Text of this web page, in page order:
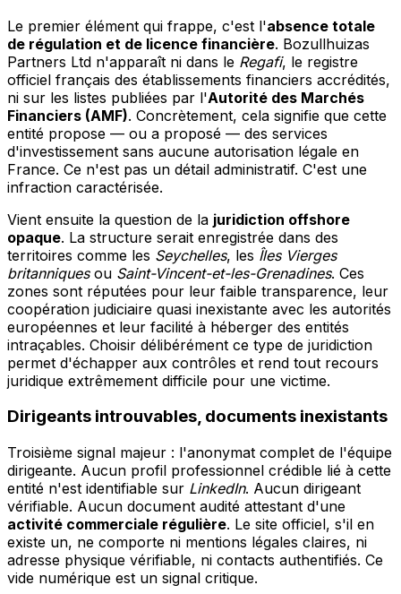
Le premier élément qui frappe, c'est l'absence totale
de régulation et de licence financière. Bozullhuizas
Partners Ltd n'apparaît ni dans le Regafi, le registre
officiel français des établissements financiers accrédités,
ni sur les listes publiées par l'Autorité des Marchés
Financiers (AMF). Concrètement, cela signifie que cette
entité propose — ou a proposé — des services
d'investissement sans aucune autorisation légale en
France. Ce n'est pas un détail administratif. C'est une
infraction caractérisée.
Vient ensuite la question de la juridiction offshore
opaque. La structure serait enregistrée dans des
territoires comme les Seychelles, les Îles Vierges
britanniquesou Saint-Vincent-et-les-Grenadines. Ces
zones sont réputées pour leur faible transparence, leur
coopération judiciaire quasi inexistante avec les autorités
européennes et leur facilité à héberger des entités
intraçables. Choisir délibérément ce type de juridiction
permet d'échapper aux contrôles et rend tout recours
juridique extrêmement difficile pour une victime.
Dirigeants introuvables, documents inexistants
Troisième signal majeur : l'anonymat complet de l'équipe
dirigeante. Aucun profil professionnel crédible lié à cette
entité n'est identifiable sur LinkedIn. Aucun dirigeant
vérifiable. Aucun document audité attestant d'une
activité commerciale régulière. Le site officiel, s'il en
existe un, ne comporte ni mentions légales claires, ni
adresse physique vérifiable, ni contacts authentifiés. Ce
vide numérique est un signal critique.